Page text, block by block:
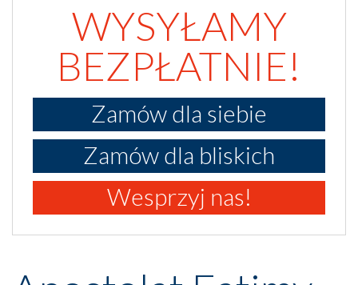
WYSYŁAMY
BEZPŁATNIE!
Zamów dla siebie
Zamów dla bliskich
Wesprzyj nas!